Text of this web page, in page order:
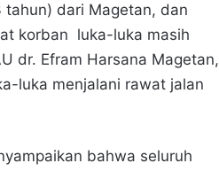
tahun) dari Magetan, dan
korban luka-luka masih
dr. Efram Harsana Magetan,
luka menjalani rawat jalan
bahwa seluruh